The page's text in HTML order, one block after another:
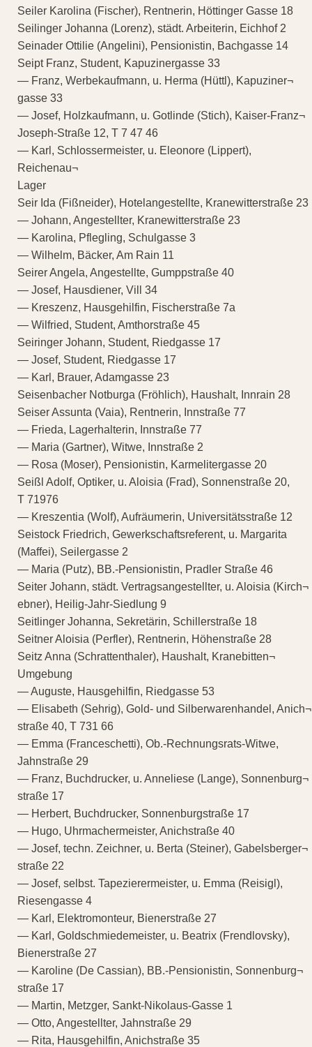
Seiler Karolina (Fischer), Rentnerin, Höttinger Gasse 18
Seilinger Johanna (Lorenz), städt. Arbeiterin, Eichhof 2
Seinader Ottilie (Angelini), Pensionistin, Bachgasse 14
Seipt Franz, Student, Kapuzinergasse 33
— Franz, Werbekaufmann, u. Herma (Hüttl), Kapuziner¬
gasse 33
— Josef, Holzkaufmann, u. Gotlinde (Stich), Kaiser-Franz¬
Joseph-Straße 12, T 7 47 46
— Karl, Schlossermeister, u. Eleonore (Lippert),
Reichenau¬
Lager
Seir Ida (Fißneider), Hotelangestellte, Kranewitterstraße 23
— Johann, Angestellter, Kranewitterstraße 23
— Karolina, Pflegling, Schulgasse 3
— Wilhelm, Bäcker, Am Rain 11
Seirer Angela, Angestellte, Gumppstraße 40
— Josef, Hausdiener, Vill 34
— Kreszenz, Hausgehilfin, Fischerstraße 7a
— Wilfried, Student, Amthorstraße 45
Seiringer Johann, Student, Riedgasse 17
— Josef, Student, Riedgasse 17
— Karl, Brauer, Adamgasse 23
Seisenbacher Notburga (Fröhlich), Haushalt, Innrain 28
Seiser Assunta (Vaia), Rentnerin, Innstraße 77
— Frieda, Lagerhalterin, Innstraße 77
— Maria (Gartner), Witwe, Innstraße 2
— Rosa (Moser), Pensionistin, Karmelitergasse 20
Seißl Adolf, Optiker, u. Aloisia (Frad), Sonnenstraße 20,
T 71976
— Kreszentia (Wolf), Aufräumerin, Universitätsstraße 12
Seistock Friedrich, Gewerkschaftsreferent, u. Margarita
(Maffei), Seilergasse 2
— Maria (Putz), BB.-Pensionistin, Pradler Straße 46
Seiter Johann, städt. Vertragsangestellter, u. Aloisia (Kirch¬
ebner), Heilig-Jahr-Siedlung 9
Seitlinger Johanna, Sekretärin, Schillerstraße 18
Seitner Aloisia (Perfler), Rentnerin, Höhenstraße 28
Seitz Anna (Schrattenthaler), Haushalt, Kranebitten¬
Umgebung
— Auguste, Hausgehilfin, Riedgasse 53
— Elisabeth (Sehrig), Gold- und Silberwarenhandel, Anich¬
straße 40, T 731 66
— Emma (Franceschetti), Ob.-Rechnungsrats-Witwe,
Jahnstraße 29
— Franz, Buchdrucker, u. Anneliese (Lange), Sonnenburg¬
straße 17
— Herbert, Buchdrucker, Sonnenburgstraße 17
— Hugo, Uhrmachermeister, Anichstraße 40
— Josef, techn. Zeichner, u. Berta (Steiner), Gabelsberger¬
straße 22
— Josef, selbst. Tapezierermeister, u. Emma (Reisigl),
Riesengasse 4
— Karl, Elektromonteur, Bienerstraße 27
— Karl, Goldschmiedemeister, u. Beatrix (Frendlovsky),
Bienerstraße 27
— Karoline (De Cassian), BB.-Pensionistin, Sonnenburg¬
straße 17
— Martin, Metzger, Sankt-Nikolaus-Gasse 1
— Otto, Angestellter, Jahnstraße 29
— Rita, Hausgehilfin, Anichstraße 35